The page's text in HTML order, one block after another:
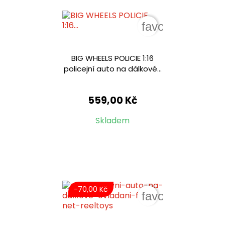
BIG WHEELS POLICIE 1:16
policejní auto na dálkové...
559,00 Kč
Skladem
favorite_border
-70,00 Kč
favorite_border